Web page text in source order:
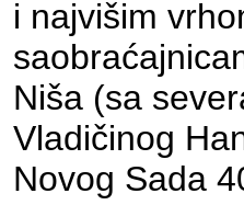
i najvišim
Niša (sa
Vladičinog
Novog Sada